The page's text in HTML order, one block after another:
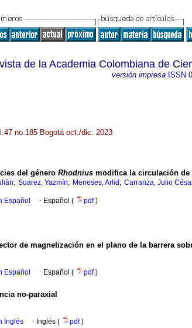
de la Academia Colombiana de
versión impresaISSN
no.185 Bogotá oct./dic. 2023
del género Rhodnius modifica la circulación de
; Suarez, Yazmín; Meneses, Arlid ; Carranza, Julio
Español · Español ( pdf)
de magnetización en el plano de la barrera
Español · Español ( pdf)
no-paraxial
Inglés · Inglés ( pdf)